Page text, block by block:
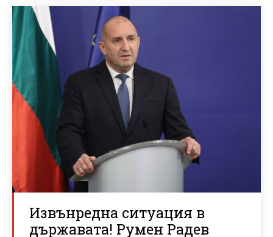
Извънредна ситуация в
държавата! Румен Радев